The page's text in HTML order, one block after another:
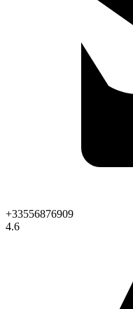
+33556876909
4.6